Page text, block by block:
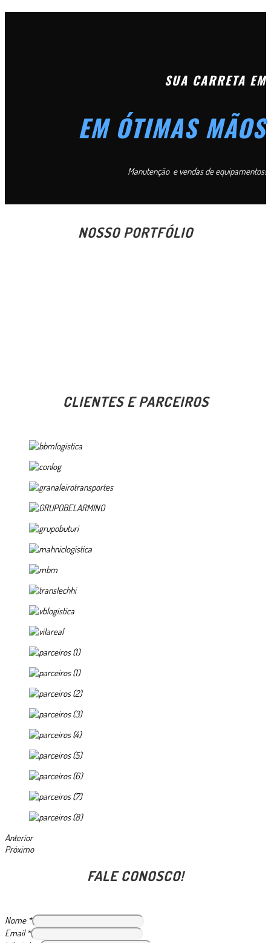
SUA CARRETA EM
EM ÓTIMAS MÃOS
Manutenção e vendas de equipamentos!
NOSSO PORTFÓLIO
CLIENTES E PARCEIROS
Anterior
Próximo
FALE CONOSCO!
Nome *
Email*